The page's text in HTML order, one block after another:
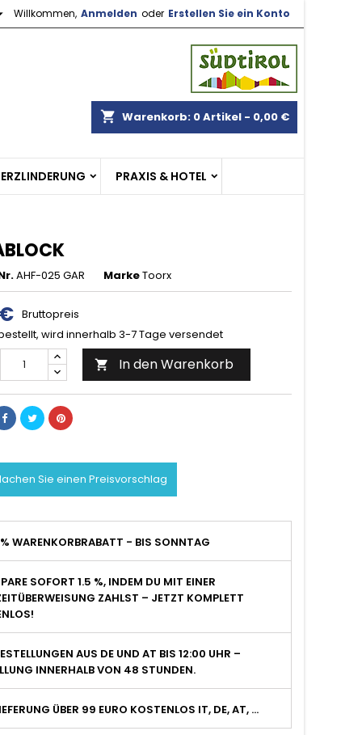
Willkommen, Anmelden oder Erstellen Sie ein Konto
shopping_cart Warenkorb: 0Artikel - 0,00 €
PRAXIS & HOTEL
AHF-025 GAR MarkeToorx
Bruttopreis
wird innerhalb 3-7 Tage versendet
 In den Warenkorb
Sie einen Preisvorschlag
WARENKORBRABATT - BIS SONNTAG
SOFORT 1.5 %, INDEM DU MIT EINER
ZAHLST – JETZT KOMPLETT
AUS DE UND AT BIS 12:00 UHR –
INNERHALB VON 48 STUNDEN.
ÜBER 99 EURO KOSTENLOS IT, DE, AT, ...